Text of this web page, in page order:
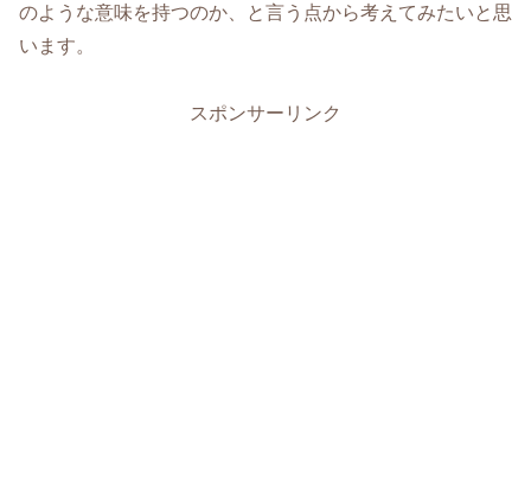
のような意味を持つのか、と言う点から考えてみたいと思
います。
スポンサーリンク